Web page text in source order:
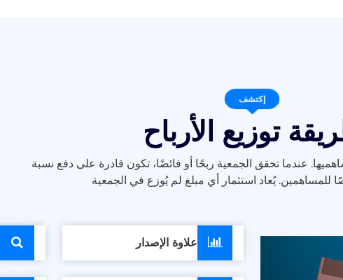
إكتشف
توزيع الأرباح
عندما تحقق الجمعية ربحًا أو فائضًا، تكون قادرة على دفع نسبة
للمساهمين. يُعاد استثمار أي مبلغ لم يُوزع في الجمعية
علاوة الإصدار